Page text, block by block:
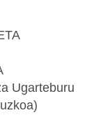
Ugarteburu